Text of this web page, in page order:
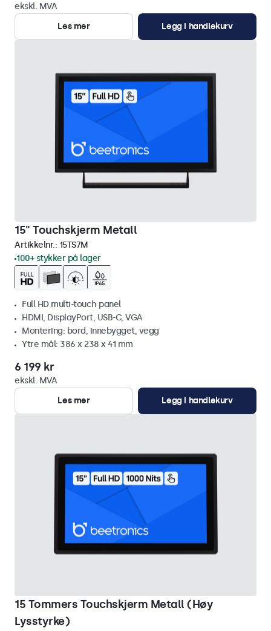
ekskl. MVA
Les mer
Legg i handlekurv
15" Touchskjerm Metall
Artikkelnr.: 15TS7M
100+ stykker på lager
Full HD multi-touch panel
HDMI, DisplayPort, USB-C, VGA
Montering: bord, innebygget, vegg
Ytre mål: 386 x 238 x 41 mm
6 199 kr
ekskl. MVA
Les mer
Legg i handlekurv
15 Tommers Touchskjerm Metall (Høy
Lysstyrke)